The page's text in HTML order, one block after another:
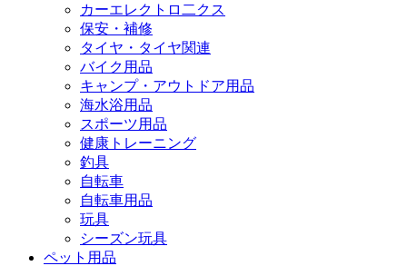
カーエレクトロ二クス
保安・補修
タイヤ・タイヤ関連
バイク用品
キャンプ・アウトドア用品
海水浴用品
スポーツ用品
健康トレーニング
釣具
自転車
自転車用品
玩具
シーズン玩具
ペット用品